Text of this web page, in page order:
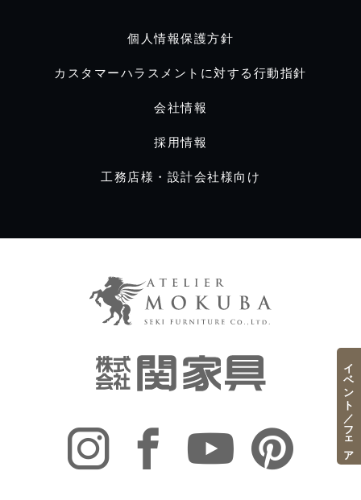
個人情報保護方針
カスタマーハラスメントに対する行動指針
会社情報
採用情報
工務店様・設計会社様向け
イベント／フェア